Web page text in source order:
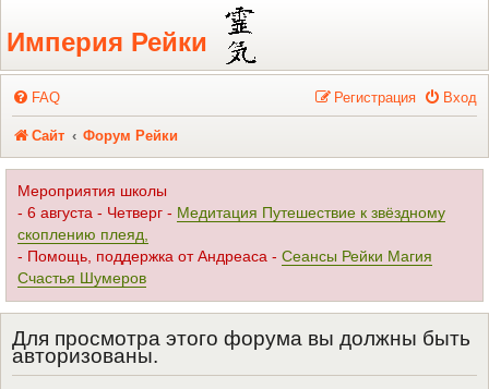
Регистрация
Империя Рейки
FAQ Вход
Регистрация
Сайт Форум Рейки
Мероприятия школы
- 6 августа - Четверг - Медитация Путешествие к звёздному
скоплению плеяд,
- Помощь, поддержка от Андреаса - Сеансы Рейки Магия
Счастья Шумеров
Для просмотра этого форума вы должны быть
авторизованы.